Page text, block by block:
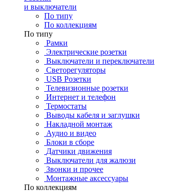
и выключатели
По типу
По коллекциям
По типу
Рамки
Электрические розетки
Выключатели и переключатели
Светорегуляторы
USB Розетки
Телевизионные розетки
Интернет и телефон
Термостаты
Выводы кабеля и заглушки
Накладной монтаж
Аудио и видео
Блоки в сборе
Датчики движения
Выключатели для жалюзи
Звонки и прочее
Монтажные аксессуары
По коллекциям